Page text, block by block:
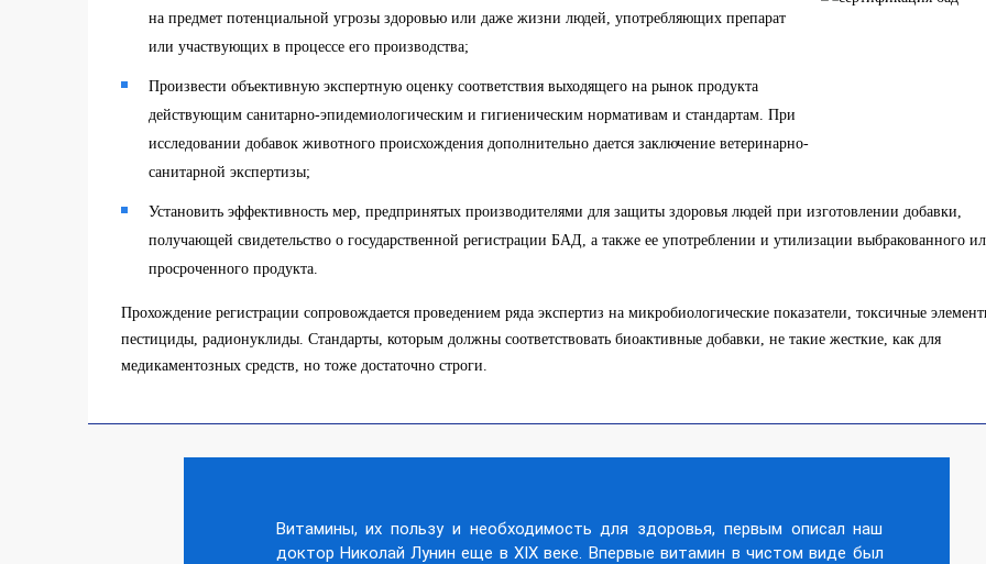
на предмет потенциальной угрозы здоровью или даже жизни людей, употребляющих препарат
или участвующих в процессе его производства;
Произвести объективную экспертную оценку соответствия выходящего на рынок продукта
действующим санитарно-эпидемиологическим и гигиеническим нормативам и стандартам. При
исследовании добавок животного происхождения дополнительно дается заключение ветеринарно-
санитарной экспертизы;
Установить эффективность мер, предпринятых производителями для защиты здоровья людей при изготовлении добавки,
получающей свидетельство о государственной регистрации БАД, а также ее употреблении и утилизации выбракованного
просроченного продукта.
Прохождение регистрации сопровождается проведением ряда экспертиз на микробиологические показатели, токсичные
пестициды, радионуклиды. Стандарты, которым должны соответствовать биоактивные добавки, не такие жесткие, как для
медикаментозных средств, но тоже достаточно строги.
Витамины, их пользу и необходимость для здоровья, первым описал наш
доктор Николай Лунин еще в XIX веке. Впервые витамин в чистом виде был